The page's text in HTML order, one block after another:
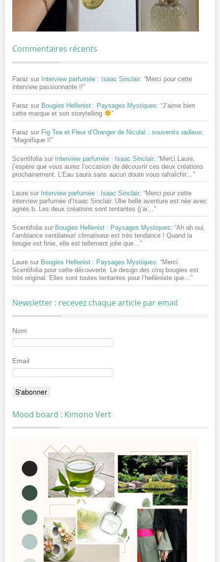
Commentaires récents
Faraz sur Interview parfumée : Isaac Sinclair: “Merci pour cette
interview passionnante !!”
Faraz sur Bougies Hellenist : Paysages Mystiques: “J’aime bien
cette marque et son storytelling
”
Faraz sur Fig Tea et Fleur d’Oranger de Nicolaï : souvenirs radieux:
“Magnifique !!”
Scentifolia sur Interview parfumée : Isaac Sinclair: “Merci Laure,
j’espère que vous aurez l’occasion de découvrir ces deux créations
prochainement. L’Eau saura sans aucun doute vous rafraîchir… ”
Laure sur Interview parfumée : Isaac Sinclair: “Merci pour cette
interview parfumée d’Isaac Sinclair. Ube belle aventure est née avec
agnès.b. Les deux créations sont tentantes (j’ai… ”
Scentifolia sur Bougies Hellenist : Paysages Mystiques: “Ah ah oui,
l’ambiance ventilateur/ climatiseur est très tendance ! Quand la
bougie est finie, elle est tellement jolie que…”
Laure sur Bougies Hellenist : Paysages Mystiques: “Merci
Scentifolia pour cette découverte. Le design des cinq bougies est
très original. Elles sont toutes tentantes pour l’helléniste que…”
Newsletter : recevez chaque article par email
Nom
Email
Mood board : Kimono Vert